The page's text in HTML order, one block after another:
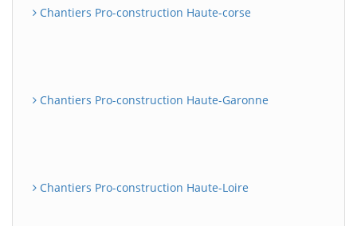
Chantiers Pro-construction Haute-corse
Chantiers Pro-construction Haute-Garonne
Chantiers Pro-construction Haute-Loire